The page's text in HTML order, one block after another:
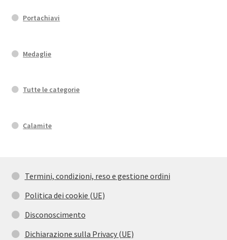
Portachiavi
Medaglie
Tutte le categorie
Calamite
Termini, condizioni, reso e gestione ordini
Politica dei cookie (UE)
Disconoscimento
Dichiarazione sulla Privacy (UE)